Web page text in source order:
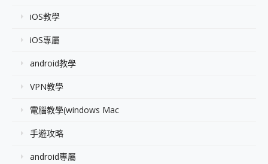
iOS教學
iOS專屬
android教學
VPN教學
電腦教學(windows Mac
手遊攻略
android專屬